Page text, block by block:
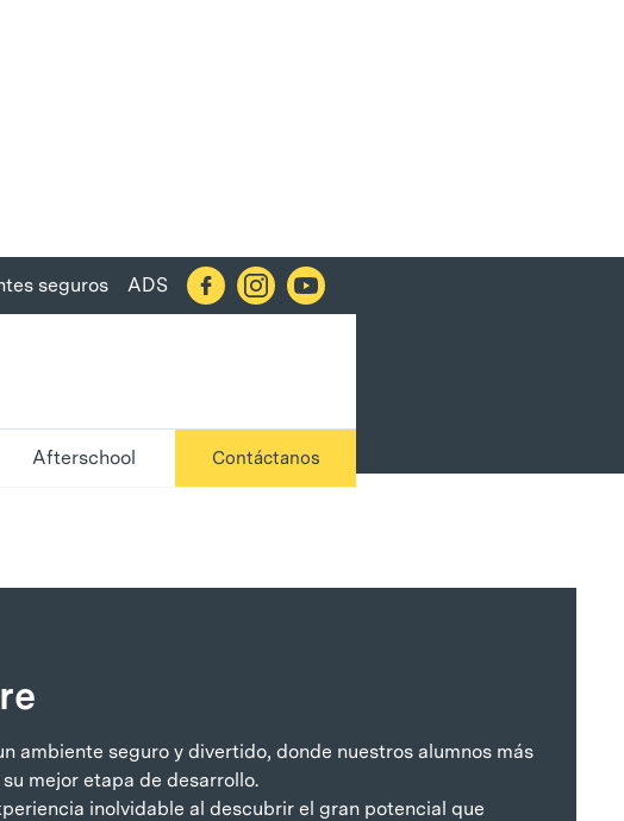
seguros ADS
Afterschool Contáctanos
ambiente seguro y divertido, donde nuestros alumnos más
mejor etapa de desarrollo.
inolvidable al descubrir el gran potencial que